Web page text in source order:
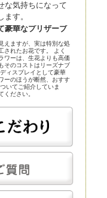
な気持ちになって
す。
豪華なプリザーブ
えますが、実は特別な処
されたお花です。 よく
ワーは、生花よりも高価
そのコストはリーズナブ
ィスプレイとして豪華
ーのほうが断然、おすす
いてご紹介していま
ください。
較
も並べられているので、
ません。まずはプリザー
。
える、人工的に加工され
め、生花にはありえない